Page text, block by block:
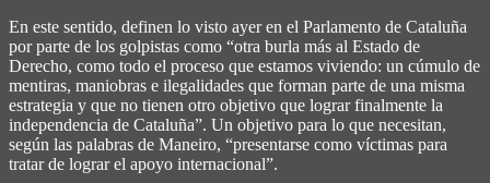
En este sentido, definen lo visto ayer en el Parlamento de Cataluña
por parte de los golpistas como “otra burla más al Estado de
Derecho, como todo el proceso que estamos viviendo: un cúmulo de
mentiras, maniobras e ilegalidades que forman parte de una misma
estrategia y que no tienen otro objetivo que lograr finalmente la
independencia de Cataluña”. Un objetivo para lo que necesitan,
según las palabras de Maneiro, “presentarse como víctimas para
tratar de lograr el apoyo internacional”.